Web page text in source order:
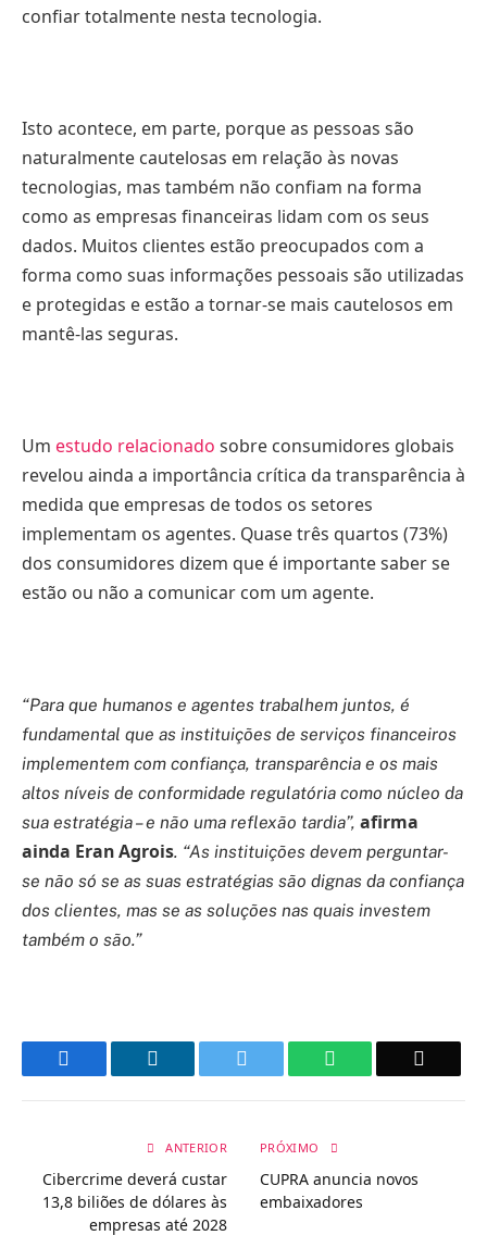
confiar totalmente nesta tecnologia.
Isto acontece, em parte, porque as pessoas são
naturalmente cautelosas em relação às novas
tecnologias, mas também não confiam na forma
como as empresas financeiras lidam com os seus
dados. Muitos clientes estão preocupados com a
forma como suas informações pessoais são utilizadas
e protegidas e estão a tornar-se mais cautelosos em
mantê-las seguras.
Um estudo relacionado sobre consumidores globais
revelou ainda a importância crítica da transparência à
medida que empresas de todos os setores
implementam os agentes. Quase três quartos (73%)
dos consumidores dizem que é importante saber se
estão ou não a comunicar com um agente.
“Para que humanos e agentes trabalhem juntos, é
fundamental que as instituições de serviços financeiros
implementem com confiança, transparência e os mais
altos níveis de conformidade regulatória como núcleo da
sua estratégia – e não uma reflexão tardia”, afirma
ainda Eran Agrois. “As instituições devem perguntar-
se não só se as suas estratégias são dignas da confiança
dos clientes, mas se as soluções nas quais investem
também o são.”
WhatsApp
ANTERIOR
Cibercrime deverá custar
13,8 biliões de dólares às
empresas até 2028
PRÓXIMO
CUPRA anuncia novos
embaixadores